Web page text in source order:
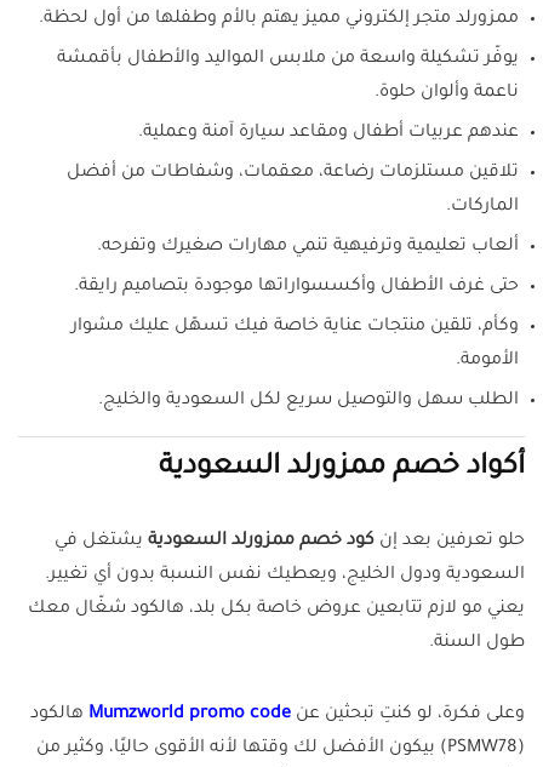
ممزورلد متجر إلكتروني مميز يهتم بالأم وطفلها من أول لحظة.
يوفّر تشكيلة واسعة من ملابس المواليد والأطفال بأقمشة
ناعمة وألوان حلوة.
عندهم عربيات أطفال ومقاعد سيارة آمنة وعملية.
تلاقين مستلزمات رضاعة، معقمات، وشفاطات من أفضل
الماركات.
ألعاب تعليمية وترفيهية تنمي مهارات صغيرك وتفرحه.
حتى غرف الأطفال وأكسسواراتها موجودة بتصاميم رايقة.
وكأم، تلقين منتجات عناية خاصة فيك تسهّل عليك مشوار
الأمومة.
الطلب سهل والتوصيل سريع لكل السعودية والخليج.
أكواد خصم ممزورلد السعودية
حلو تعرفين بعد إن كود خصم ممزورلد السعودية يشتغل في
السعودية ودول الخليج، ويعطيك نفس النسبة بدون أي تغيير.
يعني مو لازم تتابعين عروض خاصة بكل بلد، هالكود شغّال معك
طول السنة.
وعلى فكرة، لو كنتِ تبحثين عن Mumzworld promo code هالكود
(PSMW78) بيكون الأفضل لك وقتها لأنه الأقوى حاليًا، وكثير من